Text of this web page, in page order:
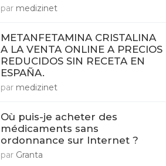
par medizinet
METANFETAMINA CRISTALINA
A LA VENTA ONLINE A PRECIOS
REDUCIDOS SIN RECETA EN
ESPAÑA.
par medizinet
Où puis-je acheter des
médicaments sans
ordonnance sur Internet ?
par Granta